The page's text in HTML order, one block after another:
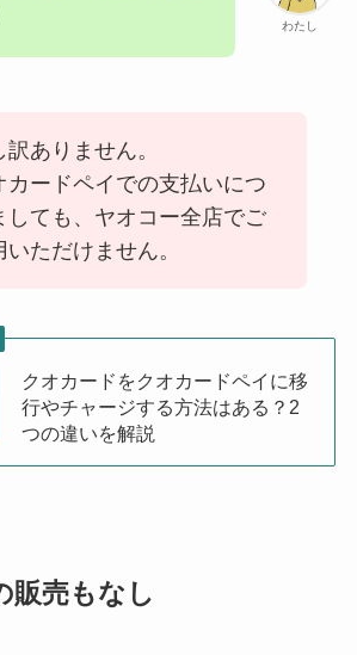
わたし
訳ありません。
カードペイでの支払いにつ
しても、ヤオコー全店でご
いただけません。
クオカードをクオカードペイに移
行やチャージする方法はある？2
つの違いを解説
販売もなし